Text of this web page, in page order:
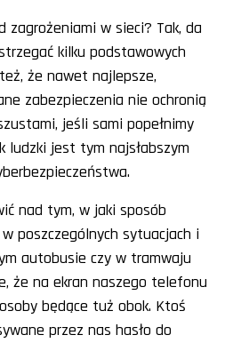
zagrożeniami w sieci? Tak, da
kilku podstawowych
że nawet najlepsze,
zabezpieczenia nie ochronią
jeśli sami popełnimy
ludzki jest tym najsłabszym
nad tym, w jaki sposób
poszczególnych sytuacjach i
autobusie czy w tramwaju
że na ekran naszego telefonu
będące tuż obok. Ktoś
przez nas hasło do